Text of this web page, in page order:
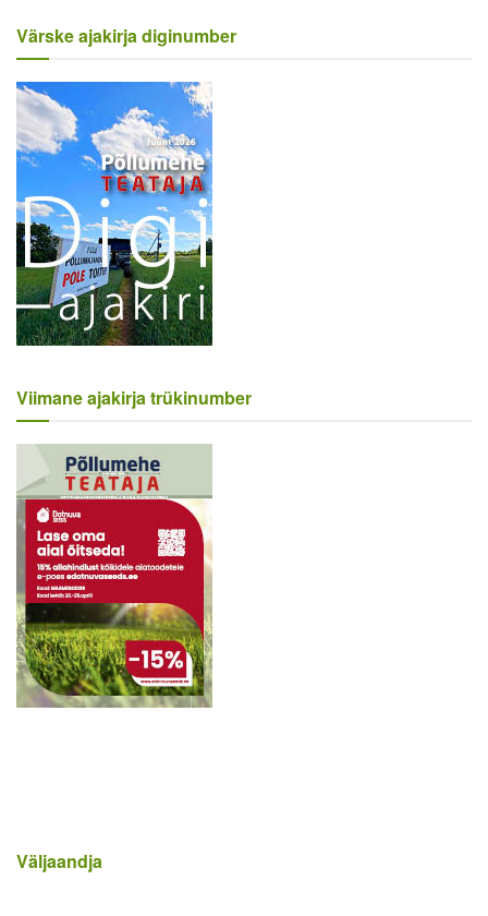
Värske ajakirja diginumber
Viimane ajakirja trükinumber
Väljaandja